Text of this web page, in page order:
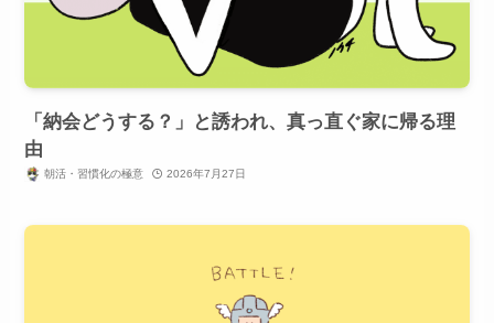
「納会どうする？」と誘われ、真っ直ぐ家に帰る理
由
朝活・習慣化の極意 2026年7月27日